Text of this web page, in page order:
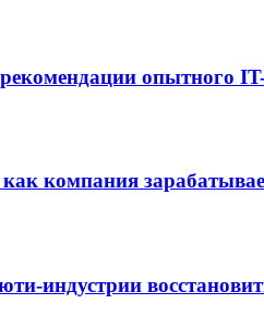
опытного
компания
индустрии